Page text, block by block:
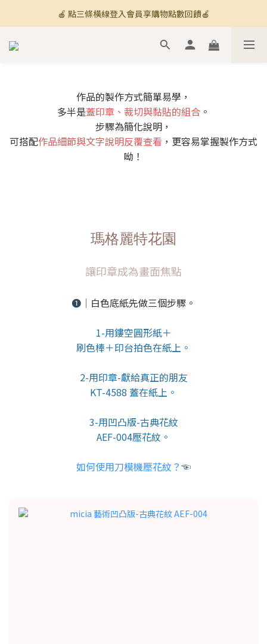
🚚 全館滿800免運 🚚
🍎 點三條橫線登入會員享購物點數回饋🍎
新加入會員💡獲得購物金100
作品的製作方式簡單易學，
多半是蓋印章、裁切與黏貼的組合 。
步驟為簡化說明，
可搭配作品細節與文字說明反覆查看 ，更容易掌握製作方式
呦！
瑪格麗特花園
讓印章成為畫面焦點
❶｜ 白色底紙先做三個步驟。
1-用鏤空圓形紙＋
刷色棒＋印台拍色在紙上。
2-用印章-獻給真正的朋友
KT-4588 蓋在紙上。
3-用凹凸版-古典花紋
AEF-004壓花紋。
如何使用刀模機壓花紋？☜